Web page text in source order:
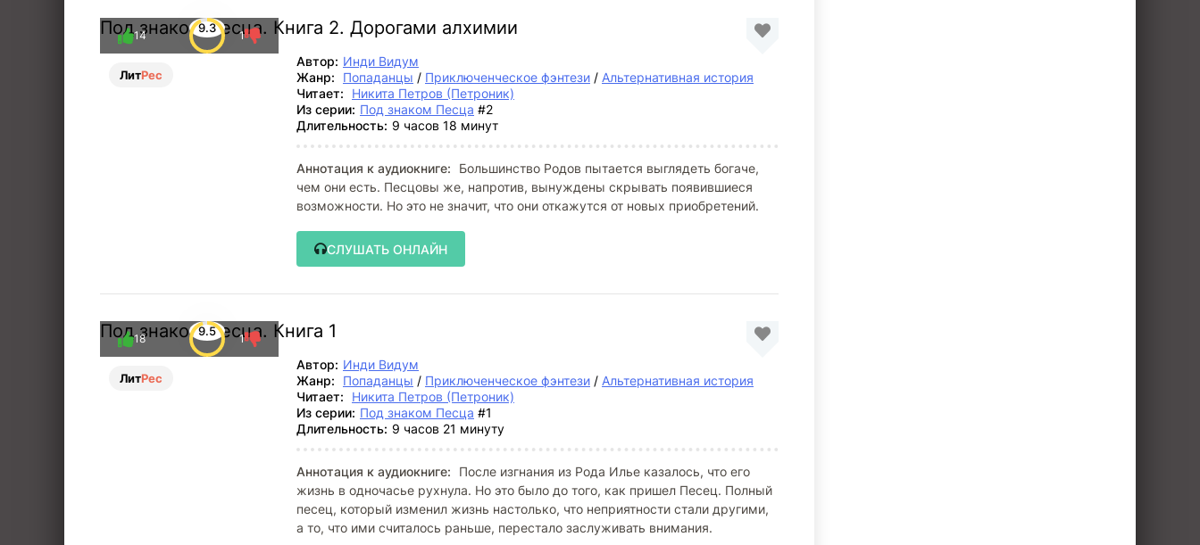
Под знаком Песца. Книга 2. Дорогами алхимии
ЛитРес
9.3
14 1
Автор: Инди Видум
Жанр:
Попаданцы / Приключенческое фэнтези / Альтернативная история
Читает:
Никита Петров (Петроник)
Из серии: Под знаком Песца #2
Длительность: 9 часов 18 минут
Аннотация к аудиокниге:
Большинство Родов пытается выглядеть богаче,
чем они есть. Песцовы же, напротив, вынуждены скрывать появившиеся
возможности. Но это не значит, что они откажутся от новых приобретений.
СЛУШАТЬ ОНЛАЙН
Под знаком Песца. Книга 1
ЛитРес
9.5
18 1
Автор: Инди Видум
Жанр:
Попаданцы / Приключенческое фэнтези / Альтернативная история
Читает:
Никита Петров (Петроник)
Из серии: Под знаком Песца #1
Длительность: 9 часов 21 минуту
Аннотация к аудиокниге:
После изгнания из Рода Илье казалось, что его
жизнь в одночасье рухнула. Но это было до того, как пришел Песец. Полный
песец, который изменил жизнь настолько, что неприятности стали другими,
а то, что ими считалось раньше, перестало заслуживать внимания.